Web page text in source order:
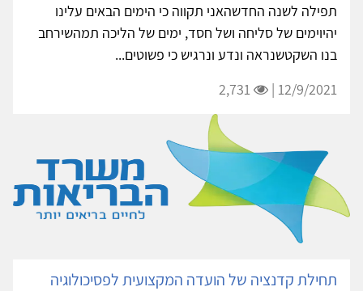
תפילה לשנה החדשהאני תקווה כי הימים הבאים עלינו
יהיוימים של סליחה ושל חסד, ימים של הליכה תמהשירחב
בנו השקטשנראה ונדע ונרגיש כי פשוטים...
12/9/2021 |
תחילת קדנציה של הועדה המקצועית לפסיכולוגיה